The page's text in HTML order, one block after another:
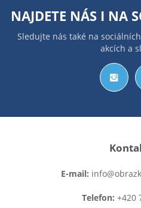
NAJDETE NÁS I NA
Sledujte nás také na
akcích a
E-mail:
Telefon: +420